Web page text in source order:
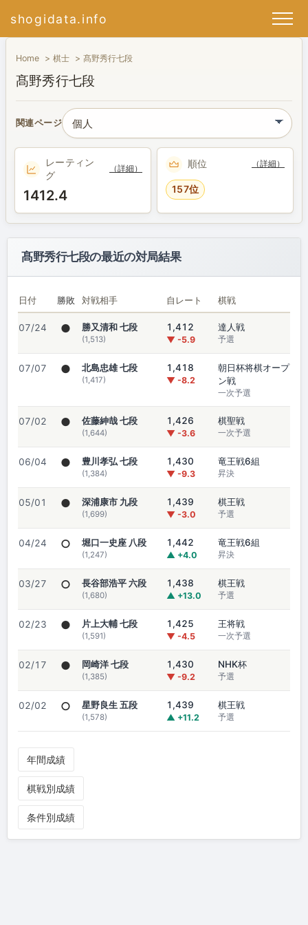
shogidata.info
Home 棋士 髙野秀行七段
髙野秀行七段
関連ページ
レーティン
グ
（詳細）
1412.4
順位 （詳細）
157位
髙野秀行七段の最近の対局結果
日付 勝敗 対戦相手 自レート 棋戦
07/24 ● 勝又清和 七段
(1,513)
1,412
▼ -5.9
達人戦
予選
07/07 ● 北島忠雄 七段
(1,417)
1,418
▼ -8.2
朝日杯将棋オープ
ン戦
一次予選
07/02 ● 佐藤紳哉 七段
(1,644)
1,426
▼ -3.6
棋聖戦
一次予選
06/04 ● 豊川孝弘 七段
(1,384)
1,430
▼ -9.3
竜王戦6組
昇決
05/01 ● 深浦康市 九段
(1,699)
1,439
▼ -3.0
棋王戦
予選
04/24 ○ 堀口一史座 八段
(1,247)
1,442
▲ +4.0
竜王戦6組
昇決
03/27 ○ 長谷部浩平 六段
(1,680)
1,438
▲ +13.0
棋王戦
予選
02/23 ● 片上大輔 七段
(1,591)
1,425
▼ -4.5
王将戦
一次予選
02/17 ● 岡崎洋 七段
(1,385)
1,430
▼ -9.2
NHK杯
予選
02/02 ○ 星野良生 五段
(1,578)
1,439
▲ +11.2
棋王戦
予選
年間成績
棋戦別成績
条件別成績